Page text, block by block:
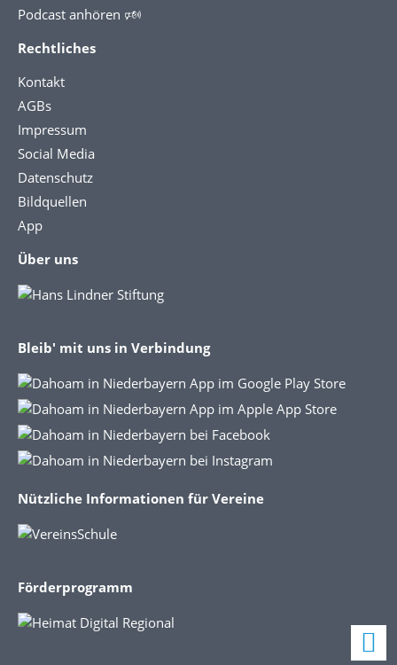
Podcast anhören 🕬
Rechtliches
Kontakt
AGBs
Impressum
Social Media
Datenschutz
Bildquellen
App
Über uns
Bleib' mit uns in Verbindung
Nützliche Informationen für Vereine
Förderprogramm